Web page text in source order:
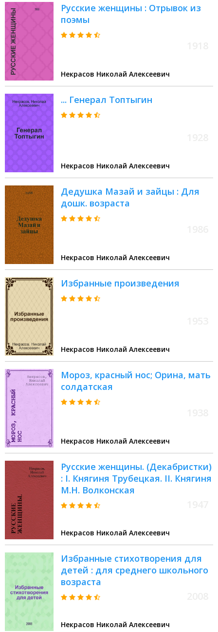
Русские женщины : Отрывок из
поэмы
Некрасов Николай Алексеевич
... Генерал Топтыгин
Некрасов Николай Алексеевич
Дедушка Мазай и зайцы : Для
дошк. возраста
Некрасов Николай Алексеевич
Избранные произведения
Некрасов Николай Алексеевич
Мороз, красный нос; Орина, мать
солдатская
Некрасов Николай Алексеевич
Русские женщины. (Декабристки)
: I. Княгиня Трубецкая. II. Княгиня
М.Н. Волконская
Некрасов Николай Алексеевич
Избранные стихотворения для
детей : для среднего школьного
возраста
Некрасов Николай Алексеевич